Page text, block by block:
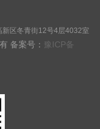
区冬青街12号4层4032室
备案号： 豫ICP备